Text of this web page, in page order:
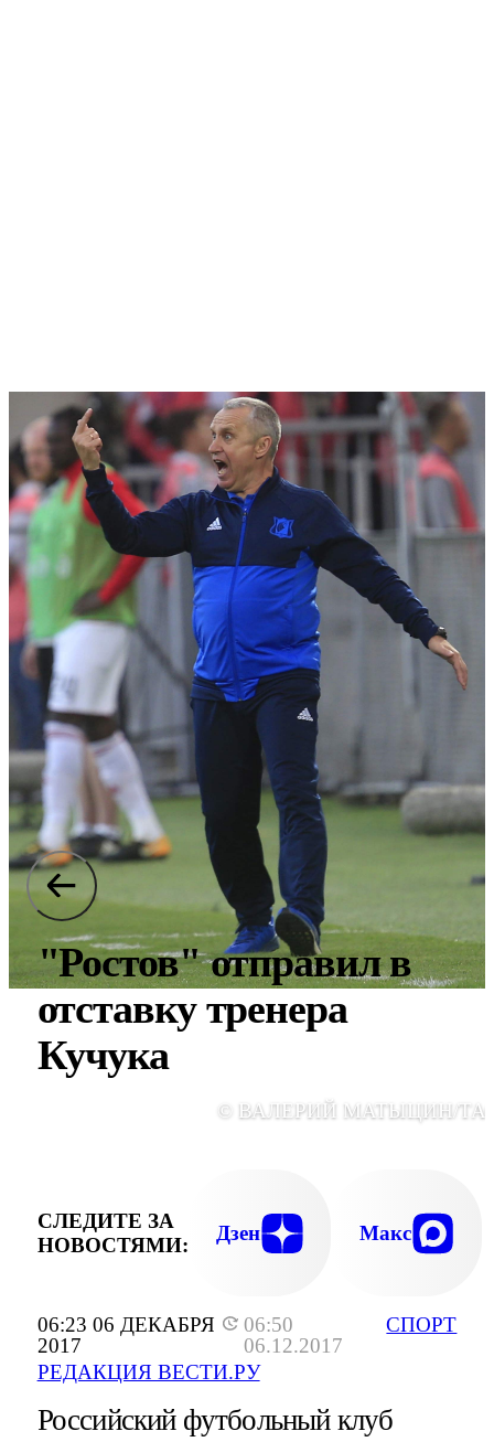
06:23 06 ДЕКАБРЯ
2017
06:50
06.12.2017
РЕДАКЦИЯ ВЕСТИ.РУ
СПОРТ
"Ростов" отправил в
отставку тренера
Кучука
© ВАЛЕРИЙ МАТЫЦИН/
СЛЕДИТЕ ЗА
НОВОСТЯМИ:
Дзен Макс
Российский футбольный клуб